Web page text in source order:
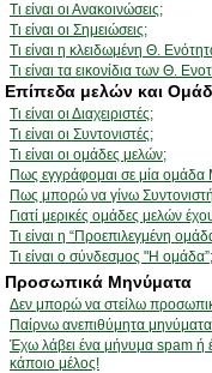
Τι είναι οι Ανακοινώσεις;
Τι είναι οι Σημειώσεις;
Τι είναι η κλειδωμένη Θ.
Τι είναι τα εικονίδια των Θ.
Επίπεδα μελών και
Τι είναι οι Διαχειριστές;
Τι είναι οι Συντονιστές;
Τι είναι οι ομάδες μελών;
Πως εγγράφομαι σε μία ομάδα
Πως μπορώ να γίνω
Γιατί μερικές ομάδες μελών
Τι είναι η “Προεπιλεγμένη
Τι είναι ο σύνδεσμος "Η ομάδα”;
Προσωπικά Μηνύματα
Δεν μπορώ να στείλω
Παίρνω ανεπιθύμητα
Έχω λάβει ένα μήνυμα spam ή
κάποιο μέλος!